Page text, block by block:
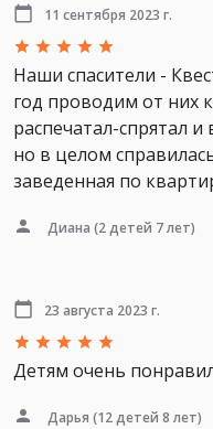
11 сентября 2023 г.
Наши спасители -
год проводим от них
распечатал-спрятал
но в целом
заведенная по
Диана (2 детей 7 лет)
23 августа 2023 г.
Детям очень
Дарья (12 детей 8 лет)